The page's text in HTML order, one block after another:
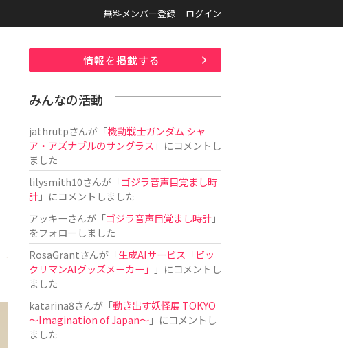
無料メンバー登録 ログイン
情報を掲載する
みんなの活動
jathrutpさんが「機動戦士ガンダム シャ
ア・アズナブルのサングラス 」にコメントし
ました
lilysmith10さんが「ゴジラ音声目覚まし時
計」にコメントしました
アッキーさんが「ゴジラ音声目覚まし時計」
をフォローしました
RosaGrantさんが「生成AIサービス「ビッ
クリマンAIグッズメーカー」
」にコメントし
ました
katarina8さんが「動き出す妖怪展 TOKYO
〜Imagination of Japan〜」にコメントし
ました